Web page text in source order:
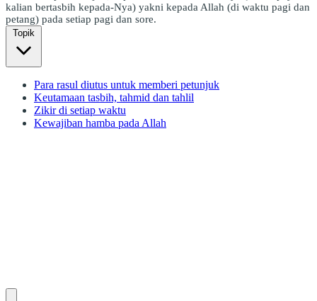
kalian bertasbih kepada-Nya) yakni kepada Allah (di waktu pagi dan
petang) pada setiap pagi dan sore.
Topik
Para rasul diutus untuk memberi petunjuk
Keutamaan tasbih, tahmid dan tahlil
Zikir di setiap waktu
Kewajiban hamba pada Allah